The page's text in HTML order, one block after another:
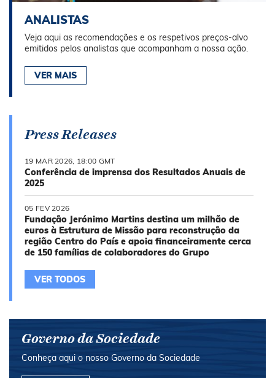
ANALISTAS
Veja aqui as recomendações e os respetivos preços-alvo
emitidos pelos analistas que acompanham a nossa ação.
VER MAIS
Press Releases
19 MAR 2026, 18:00 GMT
Conferência de imprensa dos Resultados Anuais de
2025
05 FEV 2026
Fundação Jerónimo Martins destina um milhão de
euros à Estrutura de Missão para reconstrução da
região Centro do País e apoia financeiramente cerca
de 150 famílias de colaboradores do Grupo
VER TODOS
Governo da Sociedade
Conheça aqui o nosso Governo da Sociedade